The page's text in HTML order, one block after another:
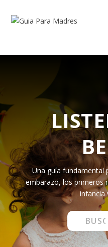
Una guía fundamental
embarazo, los primeros
infancia